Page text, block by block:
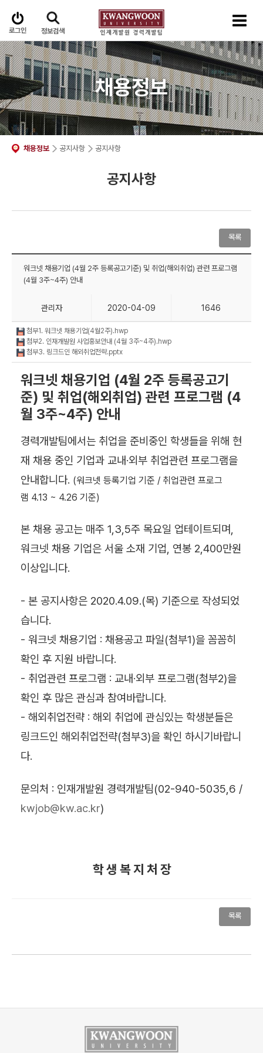
로그인 정보검색
채용정보
채용정보 공지사항 공지사항
공지사항
목록
워크넷 채용기업 (4월 2주 등록공고기준) 및 취업(해외취업) 관련 프로그램
(4월 3주~4주) 안내
관리자 2020-04-09 1646
첨부1. 워크넷 채용기업(4월2주).hwp
첨부2. 인재개발원 사업홍보안내 (4월 3주~4주).hwp
첨부3. 링크드인 해외취업전략.pptx
워크넷 채용기업 (4월 2주 등록공고기
준) 및 취업(해외취업) 관련 프로그램 (4
월 3주~4주) 안내
경력개발팀에서는 취업을 준비중인 학생들을 위해 현
재 채용 중인 기업과 교내·외부 취업관련 프로그램을
안내합니다. (워크넷 등록기업 기준 / 취업관련 프로그
램 4.13 ~ 4.26 기준)
본 채용 공고는 매주 1,3,5주 목요일 업테이트되며,
워크넷 채용 기업은 서울 소재 기업, 연봉 2,400만원
이상입니다.
- 본 공지사항은 2020.4.09.(목) 기준으로 작성되었
습니다.
- 워크넷 채용기업 : 채용공고 파일(첨부1)을 꼼꼼히
확인 후 지원 바랍니다.
- 취업관련 프로그램 : 교내·외부 프로그램(첨부2)을
확인 후 많은 관심과 참여바랍니다.
- 해외취업전략 : 해외 취업에 관심있는 학생분들은
링크드인 해외취업전략(첨부3)을 확인 하시기바랍니
다.
문의처 : 인재개발원 경력개발팀(02-940-5035,6 /
kwjob@kw.ac.kr)
학 생 복 지 처 장
목록